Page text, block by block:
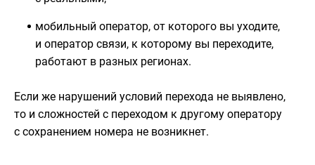
мобильный оператор, от которого вы уходите,
и оператор связи, к которому вы переходите,
работают в разных регионах.
Если же нарушений условий перехода не выявлено,
то и сложностей с переходом к другому оператору
с сохранением номера не возникнет.